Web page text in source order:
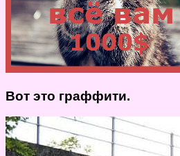
Вот это граффити.